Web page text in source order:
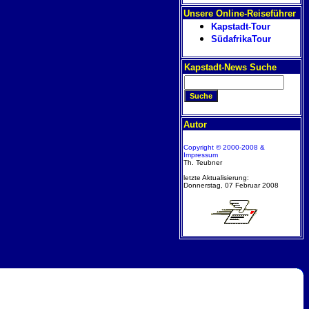
Unsere Online-Reiseführer
Kapstadt-Tour
SüdafrikaTour
Kapstadt-News Suche
Autor
Copyright © 2000-2008 &
Impressum
Th. Teubner
letzte Aktualisierung:
Donnerstag, 07 Februar 2008